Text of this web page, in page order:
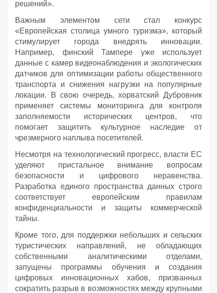
решений».
Важным элементом сети стал конкурс
«Европейская столица умного туризма», который
стимулирует города внедрять инновации.
Например, финский Тампере уже использует
данные с камер видеонаблюдения и экологических
датчиков для оптимизации работы общественного
транспорта и снижения нагрузки на популярные
локации. В свою очередь, хорватский Дубровник
применяет системы мониторинга для контроля
заполняемости исторических центров, что
помогает защитить культурное наследие от
чрезмерного наплыва посетителей.
Несмотря на технологический прогресс, власти ЕС
уделяют пристальное внимание вопросам
безопасности и цифрового неравенства.
Разработка единого пространства данных строго
соответствует европейским правилам
конфиденциальности и защиты коммерческой
тайны.
Кроме того, для поддержки небольших и сельских
туристических направлений, не обладающих
собственными аналитическими отделами,
запущены программы обучения и создания
цифровых инновационных хабов, призванных
сократить разрыв в возможностях между крупными